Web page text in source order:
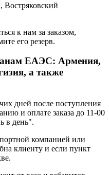
к нам за заказом,
его резерв.
ЕАЭС: Армения,
а также
дней после поступления
и оплате заказа до 11-00
в день".
компанией или
клиенту и если пункт